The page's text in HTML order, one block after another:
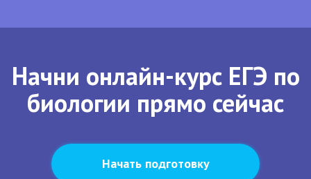
Начни онлайн-курс ЕГЭ по
биологии прямо сейчас
Начать подготовку